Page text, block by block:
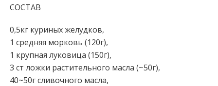
СОСТАВ
0,5кг куриных желудков,
1 средняя морковь (120г),
1 крупная луковица (150г),
3 ст ложки растительного масла (~50г),
40~50г сливочного масла,